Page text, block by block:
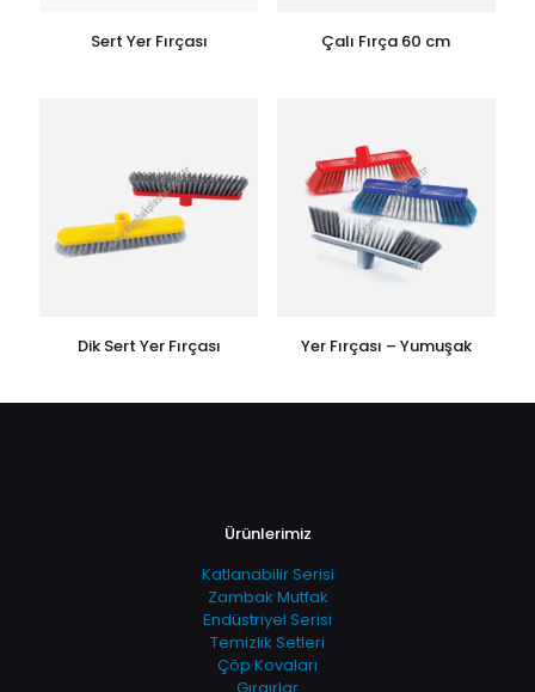
Sert Yer Fırçası Çalı Fırça 60 cm
Dik Sert Yer Fırçası Yer Fırçası – Yumuşak
Ürünlerimiz
Katlanabilir Serisi
Zambak Mutfak
Endüstriyel Serisi
Temizlik Setleri
Çöp Kovaları